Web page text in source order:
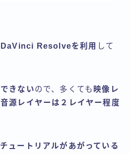
Resolveを利用 して
きないので、多くても 映像レ
源レイヤーは２レイヤー程度
ュートリアルがあがっている